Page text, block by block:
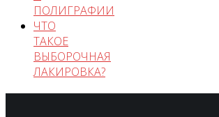
ПОЛИГРАФИИ
ЧТО
ТАКОЕ
ВЫБОРОЧНАЯ
ЛАКИРОВКА?